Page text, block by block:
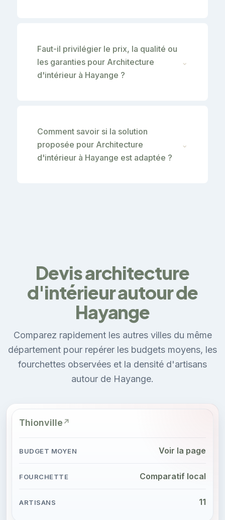
Faut-il privilégier le prix, la qualité ou
les garanties pour Architecture
d'intérieur à Hayange ?
⌄
Comment savoir si la solution
proposée pour Architecture
d'intérieur à Hayange est adaptée ?
⌄
Devis architecture
d'intérieur autour de
Hayange
Comparez rapidement les autres villes du même
département pour repérer les budgets moyens, les
fourchettes observées et la densité d'artisans
autour de Hayange.
Thionville
Voir la page
Comparatif local
11